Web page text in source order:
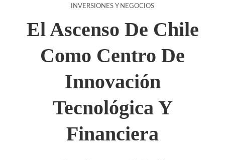
INVERSIONES Y NEGOCIOS
El Ascenso De Chile
Como Centro De
Innovación
Tecnológica Y
Financiera